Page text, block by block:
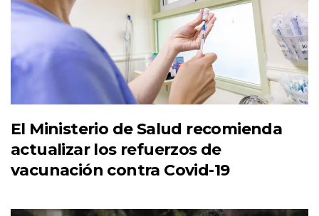
El Ministerio de Salud recomienda
actualizar los refuerzos de
vacunación contra Covid-19